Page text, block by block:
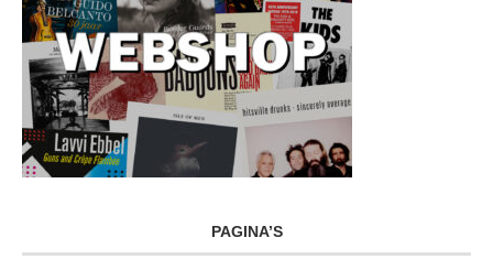
PAGINA’S